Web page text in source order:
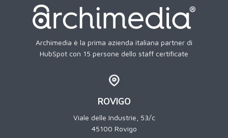
Archimedia è la prima azienda italiana partner di
HubSpot con 15 persone dello staff certificate
ROVIGO
Viale delle Industrie, 53/c
45100 Rovigo